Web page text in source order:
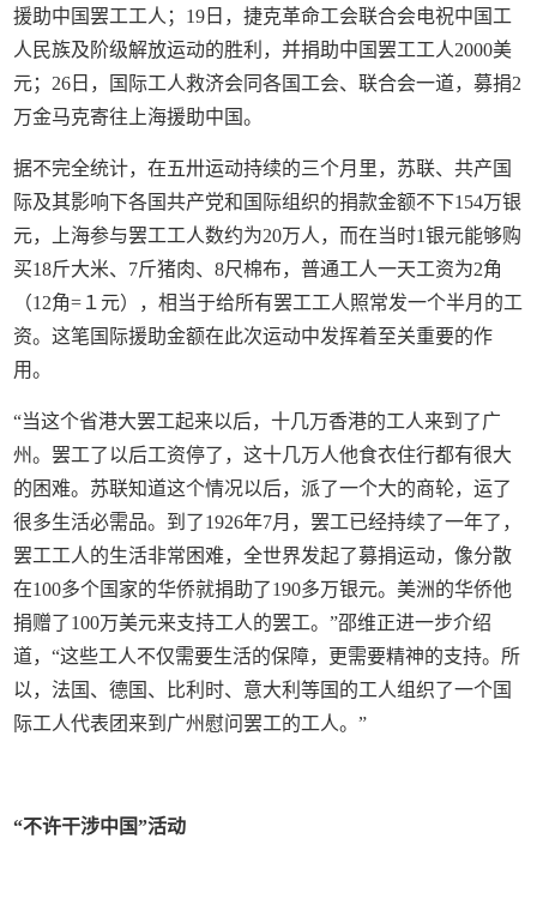
援助中国罢工工人；19日，捷克革命工会联合会电祝中国工
人民族及阶级解放运动的胜利，并捐助中国罢工工人2000美
元；26日，国际工人救济会同各国工会、联合会一道，募捐2
万金马克寄往上海援助中国。
据不完全统计，在五卅运动持续的三个月里，苏联、共产国
际及其影响下各国共产党和国际组织的捐款金额不下154万银
元，上海参与罢工工人数约为20万人，而在当时1银元能够购
买18斤大米、7斤猪肉、8尺棉布，普通工人一天工资为2角
（12角=１元），相当于给所有罢工工人照常发一个半月的工
资。这笔国际援助金额在此次运动中发挥着至关重要的作
用。
“当这个省港大罢工起来以后，十几万香港的工人来到了广
州。罢工了以后工资停了，这十几万人他食衣住行都有很大
的困难。苏联知道这个情况以后，派了一个大的商轮，运了
很多生活必需品。到了1926年7月，罢工已经持续了一年了，
罢工工人的生活非常困难，全世界发起了募捐运动，像分散
在100多个国家的华侨就捐助了190多万银元。美洲的华侨他
捐赠了100万美元来支持工人的罢工。”邵维正进一步介绍
道，“这些工人不仅需要生活的保障，更需要精神的支持。所
以，法国、德国、比利时、意大利等国的工人组织了一个国
际工人代表团来到广州慰问罢工的工人。”
“不许干涉中国”活动